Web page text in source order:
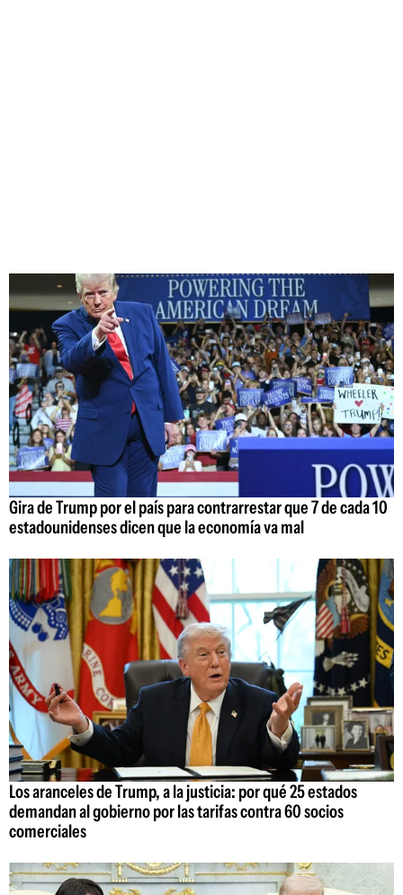
Gira de Trump por el país para contrarrestar que 7 de cada 10
estadounidenses dicen que la economía va mal
Los aranceles de Trump, a la justicia: por qué 25 estados
demandan al gobierno por las tarifas contra 60 socios
comerciales